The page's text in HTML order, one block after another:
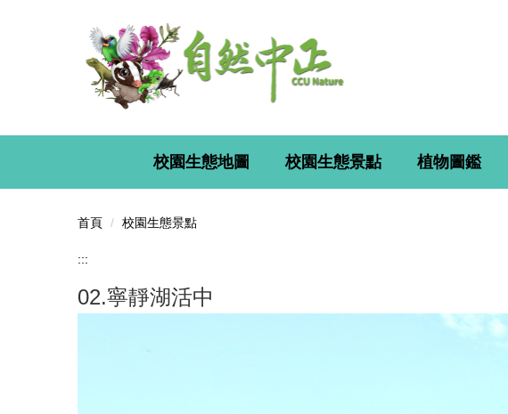
校園生態地圖 校園生態景點 植物圖鑑
首頁 校園生態景點
:::
02.寧靜湖活中